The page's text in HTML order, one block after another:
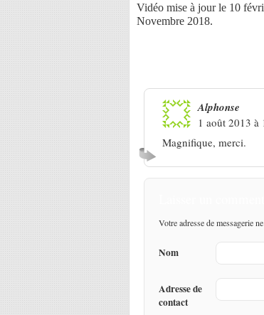
Vidéo mise à jour le 10
Novembre 2018.
Alphonse
1 août 2013 à
Magnifique, merci.
Votre adresse de messagerie
Nom
Adresse de
contact